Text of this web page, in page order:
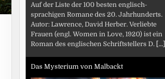
Auf der Liste der 100 besten englisch-
sprachigen Romane des 20. Jahrhunderts.
Autor: Lawrence, David Herber. Verliebte
Frauen (engl. Women in Love, 1920) ist ein
Roman des englischen Schriftstellers D. [...]
Das Mysterium von Malbackt